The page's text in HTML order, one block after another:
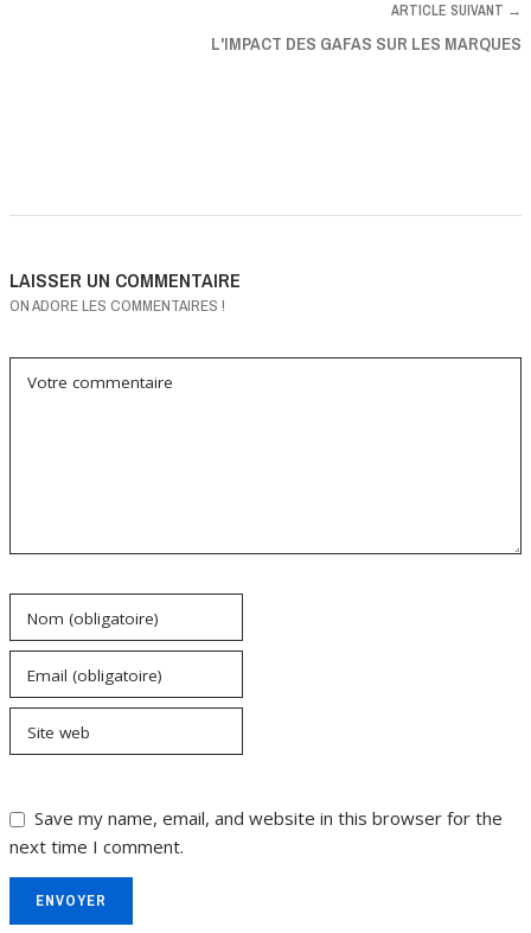
ARTICLE SUIVANT →
L'IMPACT DES GAFAS SUR LES MARQUES
LAISSER UN COMMENTAIRE
ON ADORE LES COMMENTAIRES !
Votre commentaire
Nom (obligatoire)
Email (obligatoire)
Site web
Save my name, email, and website in this browser for the
next time I comment.
ENVOYER